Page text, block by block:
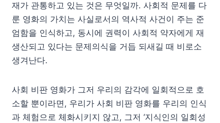
재가 관통하고 있는 것은 무엇일까. 사회적 문제를 다
룬 영화의 가치는 사실로서의 역사적 사건이 주는 준
엄함을 인식하고, 동시에 권력이 사회적 약자에게 재
생산되고 있다는 문제의식을 거듭 되새길 때 비로소
생겨난다.
사회 비판 영화가 그저 우리의 감각에 일회적으로 호
소할 뿐이라면, 우리가 사회 비판 영화를 우리의 인식
과 체험으로 체화시키지 않고, 그저 ‘지식인의 일회성